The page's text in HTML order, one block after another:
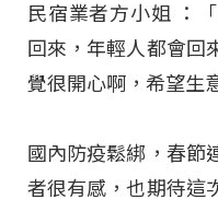
民宿業者方小姐 ：
回來，年輕人都會回
覺很開心啊，希望生
國內防疫鬆綁，春節
者很有感，也期待這